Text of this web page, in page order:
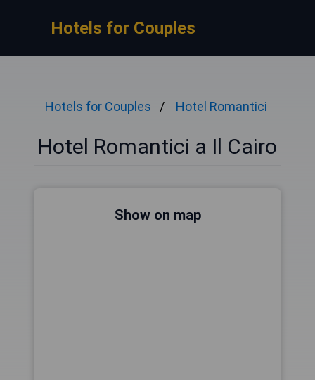
Hotels for Couples
Hotels for Couples Hotel Romantici
Hotel Romantici a Il Cairo
Show on map